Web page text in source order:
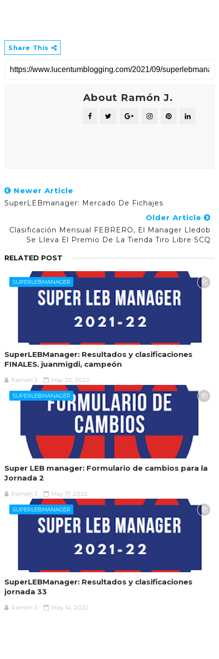
Share This
About Ramón J.
Newer Article
SuperLEBmanager: Mercado De Fichajes
Older Article
Clasificación Mensual FEBRERO, El Manager Lledob
Se Lleva El Premio De La Tienda Tiro Libre SCQ
RELATED POST
SUPERLEBMANAGER
SuperLEBManager: Resultados y clasificaciones
FINALES. juanmigdi, campeón
Ramón J. May 22, 2022
SUPERLEBMANAGER
Super LEB manager: Formulario de cambios para la
Jornada 2
Ramón J. May 17, 2022
SUPERLEBMANAGER
SuperLEBManager: Resultados y clasificaciones
jornada 33
Ramón J. May 14, 2022